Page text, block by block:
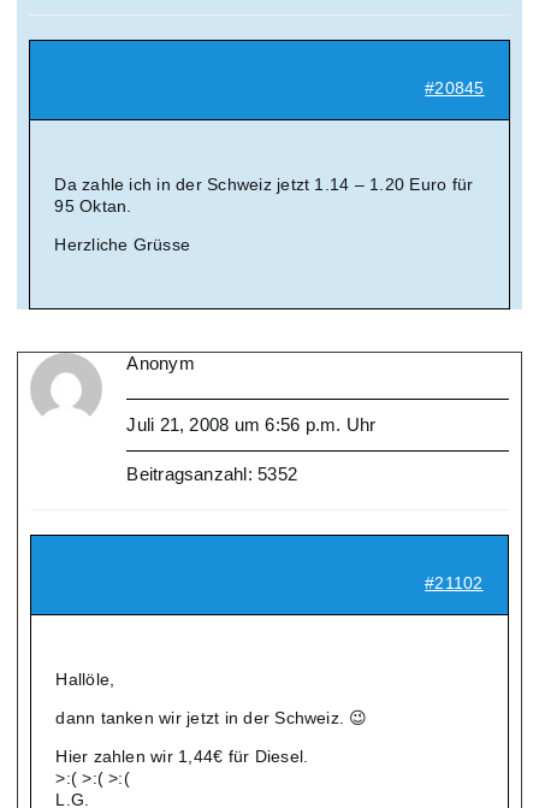
#20845
Da zahle ich in der Schweiz jetzt 1.14 – 1.20 Euro für
95 Oktan.
Herzliche Grüsse
Anonym
Juli 21, 2008 um 6:56 p.m. Uhr
Beitragsanzahl: 5352
#21102
Hallöle,
dann tanken wir jetzt in der Schweiz. 😉
Hier zahlen wir 1,44€ für Diesel.
>:( >:( >:(
L.G.